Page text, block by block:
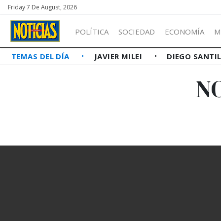
Friday 7 De August, 2026
POLÍTICA SOCIEDAD ECONOMÍA
TEMAS DEL DÍA JAVIER MILEI DIEGO